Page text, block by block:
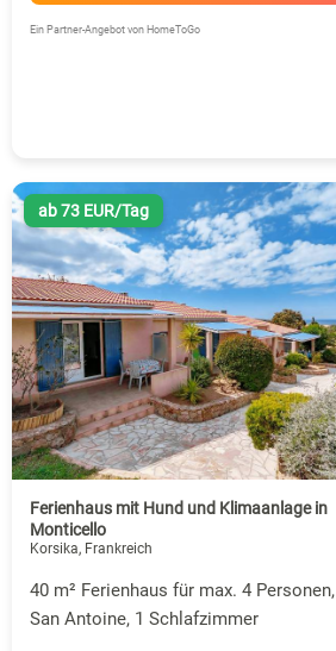
Ein Partner-Angebot von HomeToGo
ab 73 EUR/Tag
Ferienhaus mit Hund und Klimaanlage in
Monticello
Korsika, Frankreich
40 m² Ferienhaus für max. 4 Personen,
San Antoine, 1 Schlafzimmer